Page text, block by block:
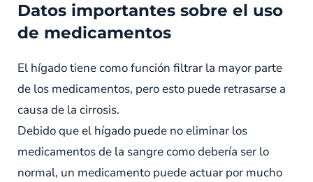
Datos importantes sobre el uso
de medicamentos
El hígado tiene como función filtrar la mayor parte
de los medicamentos, pero esto puede retrasarse a
causa de la cirrosis.
Debido que el hígado puede no eliminar los
medicamentos de la sangre como debería ser lo
normal, un medicamento puede actuar por mucho